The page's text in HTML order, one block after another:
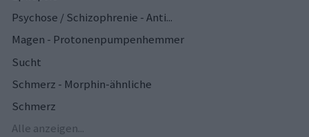
Psychose / Schizophrenie - Anti...
Magen - Protonenpumpenhemmer
Sucht
Schmerz - Morphin-ähnliche
Schmerz
Alle anzeigen...